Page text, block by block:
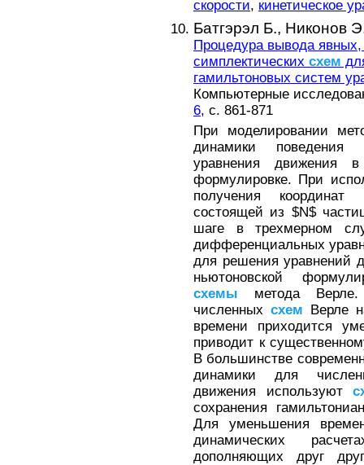
скорости, кинетическое
Батгэрэл Б., Никонов
Процедура вывода
симплектических схем
гамильтоновых систем
Компьютерные
6, с. 861-871
При моделировании
динамики поведения
уравнения движения
формулировке. При
получения
состоящей из $N$
шаге в трехмерном
дифференциальных
для решения уравнений
ньютоновской
схемы метода Верле.
численных схем Верле
времени приходится
приводит к
В большинстве
динамики для
движения используют
сохранения
Для уменьшения
динамических
дополняющих друг